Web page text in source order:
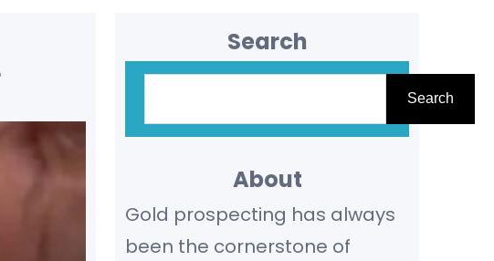
Search
a
c
h
Search
About
Gold prospecting has always
been the cornerstone of